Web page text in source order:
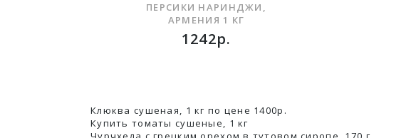
ПЕРСИКИ НАРИНДЖИ,
АРМЕНИЯ 1 КГ
1242р.
Клюква сушеная, 1 кг по цене 1400р.
Купить томаты сушеные, 1 кг